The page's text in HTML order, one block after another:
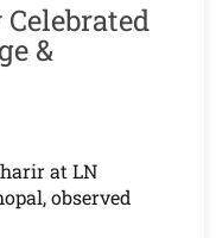
&
at LN
observed